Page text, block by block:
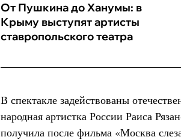
От Пушкина до Ханумы: в
Крыму выступят артисты
ставропольского театра
В спектакле задействованы
народная артистка России Раиса
получила после фильма «Москва